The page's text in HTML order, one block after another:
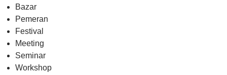
Bazar
Pemeran
Festival
Meeting
Seminar
Workshop